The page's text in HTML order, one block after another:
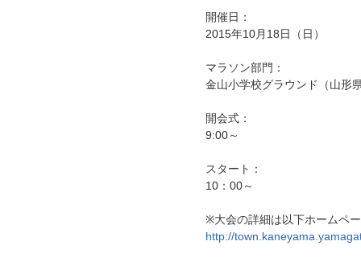
開催日：
2015年10月18日（日）
マラソン部門：
金山小学校グラウンド（山形
開会式：
9:00～
スタート：
10：00～
※大会の詳細は以下ホームペ
http://